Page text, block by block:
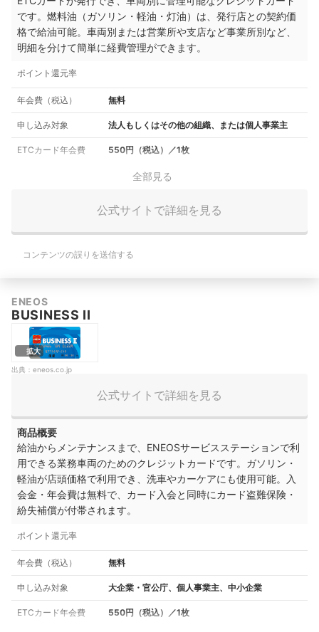
です。燃料油（ガソリン・軽油・灯油）は、発行店との契約価
格で給油可能。車両別または営業所や支店など事業所別など、
明細を分けて簡単に経費管理ができます。
ポイント還元率
年会費（税込） 無料
申し込み対象 法人もしくはその他の組織、または個人事業主
ETCカード年会費 550円（税込）／1枚
全部見る
公式サイトで詳細を見る
コンテンツの誤りを送信する
ENEOS
BUSINESS II
拡大
出典： eneos.co.jp
公式サイトで詳細を見る
商品概要
給油からメンテナンスまで、ENEOSサービスステーションで利
用できる業務車両のためのクレジットカードです。ガソリン・
軽油が店頭価格で利用でき、洗車やカーケアにも使用可能。入
会金・年会費は無料で、 カード入会と同時にカード盗難保険・
紛失補償が付帯されます。
ポイント還元率
年会費（税込） 無料
申し込み対象 大企業・官公庁、個人事業主、中小企業
ETCカード年会費 550円（税込）／1枚